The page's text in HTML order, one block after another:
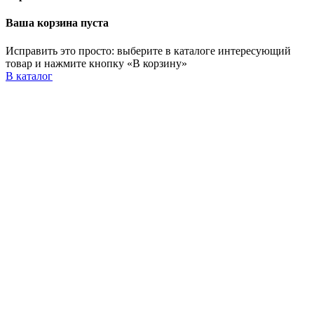
Ваша корзина пуста
Исправить это просто: выберите в каталоге интересующий
товар и нажмите кнопку «В корзину»
В каталог